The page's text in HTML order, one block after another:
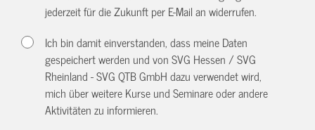
jederzeit für die Zukunft per E-Mail anwiderrufen.
Ich bin damit einverstanden, dass meine Daten
gespeichert werden und von SVG Hessen / SVG
Rheinland - SVG QTB GmbH dazu verwendet wird,
mich über weitere Kurse und Seminare oder andere
Aktivitäten zu informieren.